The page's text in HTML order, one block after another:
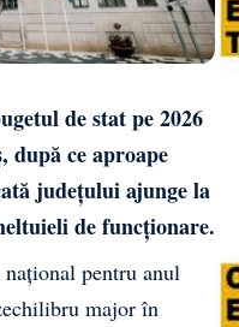
de stat pe 2026
după ce aproape
județului ajunge la
de funcționare.
pentru anul
major în